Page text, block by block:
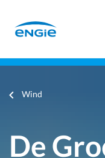
mainZoeken
de
Je
Wind
De